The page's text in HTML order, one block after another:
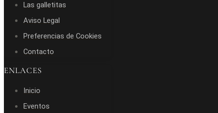
Las galletitas
Aviso Legal
Preferencias de Cookies
Contacto
ENLACES
Inicio
Eventos